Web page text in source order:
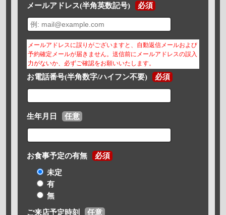
メールアドレス(半角英数記号) 必須
メールアドレスに誤りがございますと、自動返信メールおよび
予約確定メールが届きません。送信前にメールアドレスの誤入
力がないか、必ずご確認をお願いいたします。
お電話番号(半角数字/ハイフン不要) 必須
生年月日 任意
お食事予定の有無 必須
未定
有
無
ご来店予定時刻 任意